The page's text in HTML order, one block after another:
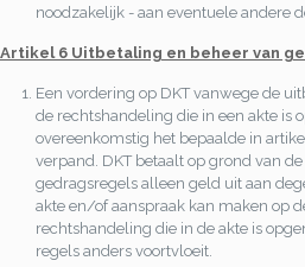
noodzakelijk - aan eventuele andere
Artikel 6 Uitbetaling en beheer van
Een vordering op DKT vanwege de
de rechtshandeling die in een akte is
overeenkomstig het bepaalde in
verpand. DKT betaalt op grond van
gedragsregels alleen geld uit aan
akte en/of aanspraak kan maken op
rechtshandeling die in de akte is
regels anders voortvloeit.